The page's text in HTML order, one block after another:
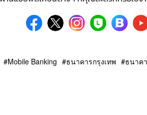
Mobile Banking ธนาคารกรุงเทพ ธนาค